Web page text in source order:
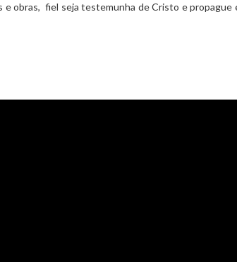
e obras, fiel seja testemunha de Cristo e propague